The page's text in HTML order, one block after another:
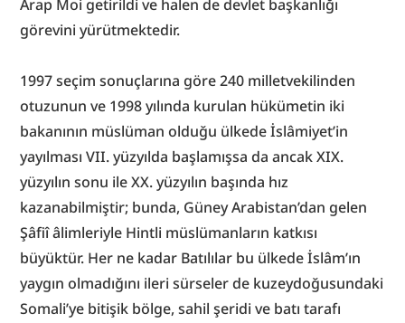
Arap Moi getirildi ve halen de devlet başkanlığı
görevini yürütmektedir.
1997 seçim sonuçlarına göre 240 milletvekilinden
otuzunun ve 1998 yılında kurulan hükümetin iki
bakanının müslüman olduğu ülkede İslâmiyet’in
yayılması VII. yüzyılda başlamışsa da ancak XIX.
yüzyılın sonu ile XX. yüzyılın başında hız
kazanabilmiştir; bunda, Güney Arabistan’dan gelen
Şâfiî âlimleriyle Hintli müslümanların katkısı
büyüktür. Her ne kadar Batılılar bu ülkede İslâm’ın
yaygın olmadığını ileri sürseler de kuzeydoğusundaki
Somali’ye bitişik bölge, sahil şeridi ve batı tarafı